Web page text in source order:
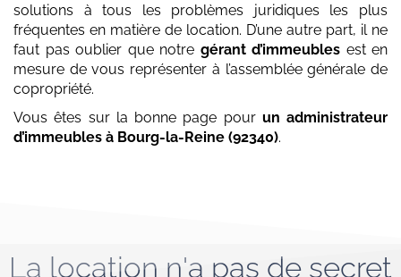
solutions à tous les problèmes juridiques les plus
fréquentes en matière de location. D’une autre part, il ne
faut pas oublier que notre gérant d’immeubles est en
mesure de vous représenter à l’assemblée générale de
copropriété.
Vous êtes sur la bonne page pour un administrateur
d’immeubles à Bourg-la-Reine (92340).
La location n'a pas de secret